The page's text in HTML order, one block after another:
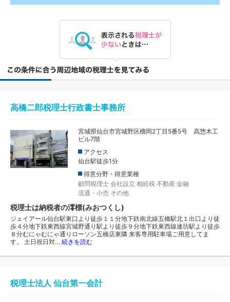
高橋二郎税理士行政書士事務所
宮城県仙台市宮城野区榴岡2丁目5番5号 高惣木工
ビル7階
アクセス
仙台駅徒歩1分
得意分野・得意業種
顧問税理士 会社設立 相続税 不動産 金融
流通・小売 その他
税理士は納税者の澪標(みおつくし)
ジェイアール仙台駅東口より徒歩１１分地下鉄南北線五橋駅北１出口より徒
歩４分地下鉄東西線宮城野通り駅より徒歩９分地下鉄東西線連坊駅より徒歩
８分むにゃむにゃ通りローソン五橋店東隣 来客専用駐車場ご用意してま
す。 土日祝日対… 続きを読む
税理士法人 仙台第一会計